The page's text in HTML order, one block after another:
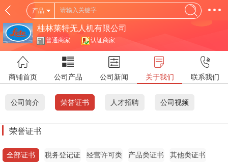
产品
桂林莱特无人机有限公司
普通商家 认证商家
商铺首页 公司产品 公司新闻 关于我们 联系我们
公司简介 荣誉证书 人才招聘 公司视频
荣誉证书
全部证书 税务登记证
经营许可类
产品类证书 其他类证书